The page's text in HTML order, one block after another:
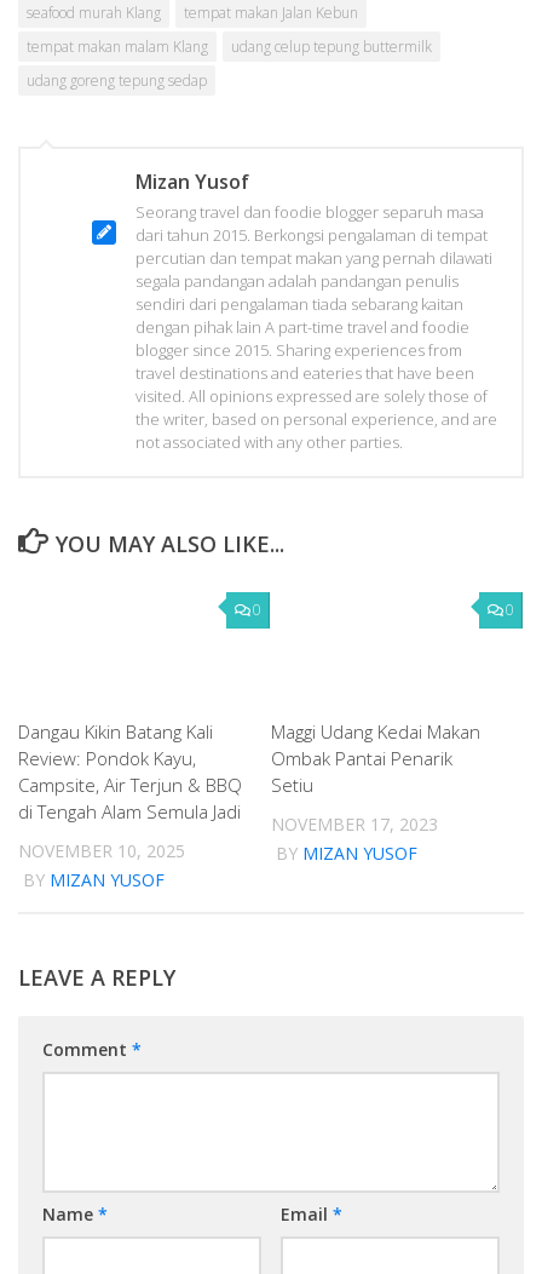
seafood murah Klang
tempat makan Jalan Kebun
tempat makan malam Klang
udang celup tepung buttermilk
udang goreng tepung sedap
Mizan Yusof
Seorang travel dan foodie blogger separuh masa
dari tahun 2015. Berkongsi pengalaman di tempat
percutian dan tempat makan yang pernah dilawati
segala pandangan adalah pandangan penulis
sendiri dari pengalaman tiada sebarang kaitan
dengan pihak lain A part-time travel and foodie
blogger since 2015. Sharing experiences from
travel destinations and eateries that have been
visited. All opinions expressed are solely those of
the writer, based on personal experience, and are
not associated with any other parties.
YOU MAY ALSO LIKE...
0
Dangau Kikin Batang Kali
Review: Pondok Kayu,
Campsite, Air Terjun & BBQ
di Tengah Alam Semula Jadi
NOVEMBER 10, 2025
BY MIZAN YUSOF
0
Maggi Udang Kedai Makan
Ombak Pantai Penarik
Setiu
NOVEMBER 17, 2023
BY MIZAN YUSOF
LEAVE A REPLY
Comment *
Name * Email *